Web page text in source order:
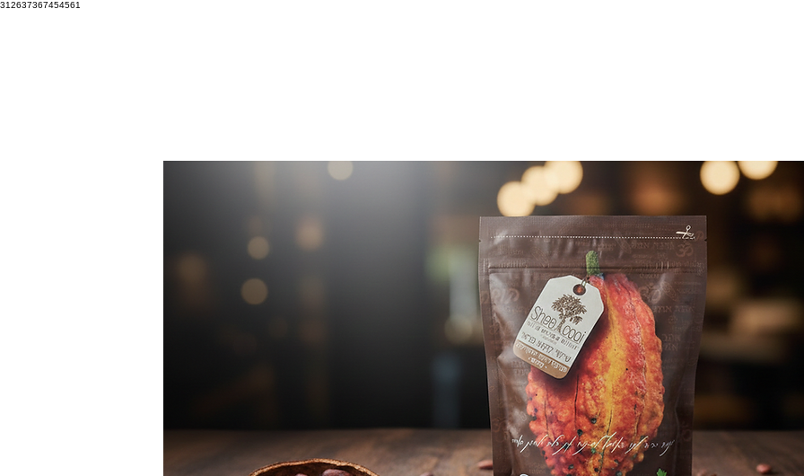
312637367454561